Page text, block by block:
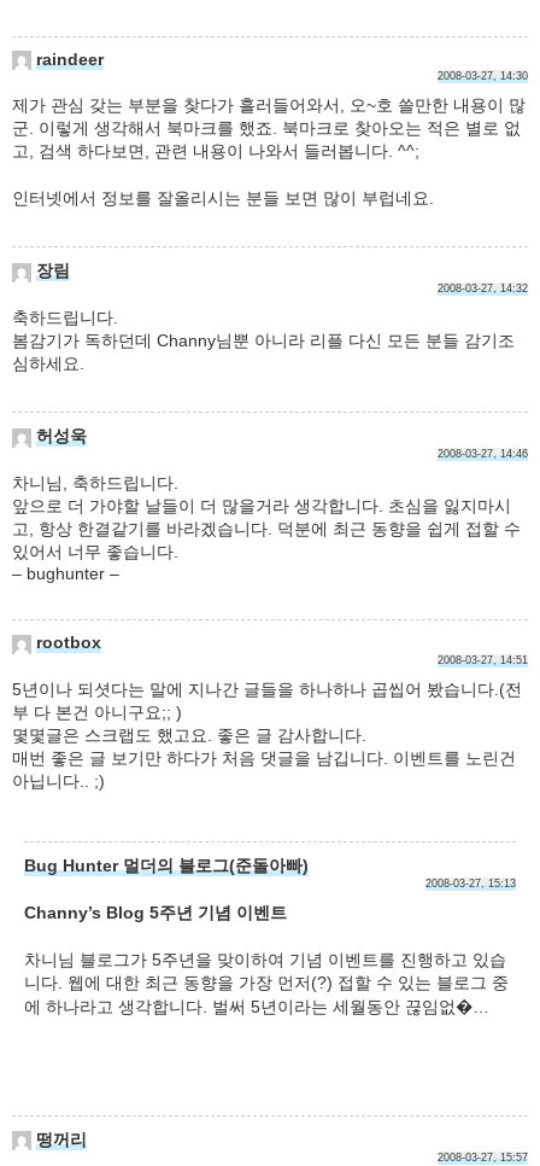
raindeer
2008-03-27, 14:30
제가 관심 갖는 부분을 찾다가 흘러들어와서, 오~호 쓸만한 내용이 많
군. 이렇게 생각해서 북마크를 했죠. 북마크로 찾아오는 적은 별로 없
고, 검색 하다보면, 관련 내용이 나와서 들러봅니다. ^^;
인터넷에서 정보를 잘올리시는 분들 보면 많이 부럽네요.
장림
2008-03-27, 14:32
축하드립니다.
봄감기가 독하던데 Channy님뿐 아니라 리플 다신 모든 분들 감기조
심하세요.
허성욱
2008-03-27, 14:46
차니님, 축하드립니다.
앞으로 더 가야할 날들이 더 많을거라 생각합니다. 초심을 잃지마시
고, 항상 한결같기를 바라겠습니다. 덕분에 최근 동향을 쉽게 접할 수
있어서 너무 좋습니다.
– bughunter –
rootbox
2008-03-27, 14:51
5년이나 되셧다는 말에 지나간 글들을 하나하나 곱씹어 봤습니다.(전
부 다 본건 아니구요;; )
몇몇글은 스크랩도 했고요. 좋은 글 감사합니다.
매번 좋은 글 보기만 하다가 처음 댓글을 남깁니다. 이벤트를 노린건
아닙니다.. ;)
Bug Hunter 멀더의 블로그(준돌아빠)
2008-03-27, 15:13
Channy’s Blog 5주년 기념 이벤트
차니님 블로그가 5주년을 맞이하여 기념 이벤트를 진행하고 있습
니다. 웹에 대한 최근 동향을 가장 먼저(?) 접할 수 있는 블로그 중
에 하나라고 생각합니다. 벌써 5년이라는 세월동안 끊임없�…
떵꺼리
2008-03-27, 15:57